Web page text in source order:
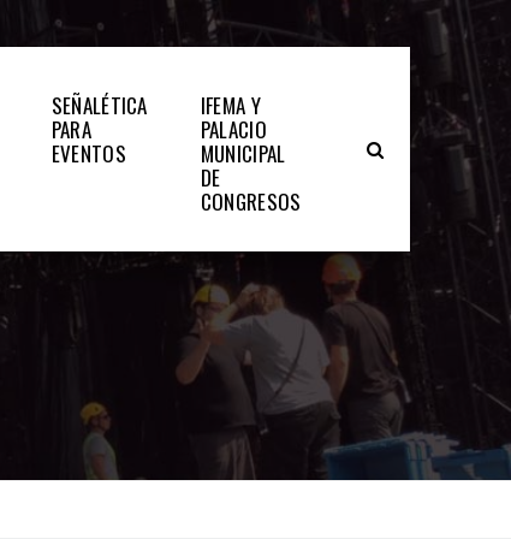
SEÑALÉTICA
PARA
EVENTOS
IFEMA Y
PALACIO
MUNICIPAL
DE
CONGRESOS